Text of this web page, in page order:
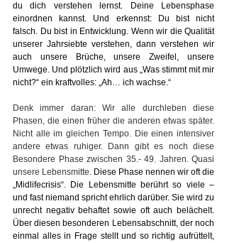
du dich verstehen lernst. Deine Lebensphase
einordnen kannst. Und erkennst: Du bist nicht
falsch. Du bist in Entwicklung. Wenn wir die Qualität
unserer Jahrsiebte verstehen, dann verstehen wir
auch unsere Brüche, unsere Zweifel, unsere
Umwege. Und plötzlich wird aus „Was stimmt mit mir
nicht?“ ein kraftvolles: „Ah… ich wachse.“
Denk immer daran: Wir alle durchleben diese
Phasen, die einen früher die anderen etwas später.
Nicht alle im gleichen Tempo. Die einen intensiver
andere etwas ruhiger. Dann gibt es noch diese
Besondere Phase zwischen 35.- 49. Jahren. Quasi
unsere Lebensmitte. Diese Phase nennen wir oft die
„Midlifecrisis“. Die Lebensmitte berührt so viele –
und fast niemand spricht ehrlich darüber. Sie wird zu
unrecht negativ behaftet sowie oft auch belächelt.
Über diesen besonderen Lebensabschnitt, der noch
einmal alles in Frage stellt und so richtig aufrüttelt,